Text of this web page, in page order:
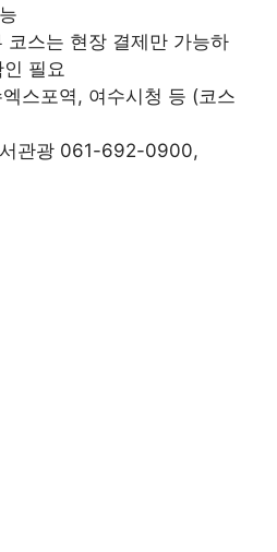
코스는 현장 결제만 가능하
필요
스포역, 여수시청 등 (코스
관광 061-692-0900,